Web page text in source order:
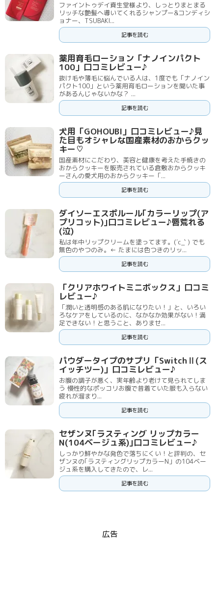
ファイントゥデイ資生堂様より、しっとりまとまる
リッチな艶髪へ導いてくれるシャンプー&コンディシ
ョナー、TSUBAKI...
記事を読む
薬用育毛ローション「ナノインパクト
100」口コミレビュー♪
抜け毛や薄毛に悩んでいる人は、1度でも「ナノイン
パクト100」という薬用育毛ローションを聞いた事
があるんじゃないかな？ ...
記事を読む
犬用「GOHOUBI」口コミレビュー♪見
た目もオシャレな国産素材のおからクッ
キー♡
国産素材にこだわり、美容と健康を考えた手焼きの
おからクッキーを販売されている倉敷おからクッキ
ーさんの愛犬用のおからクッキー「...
記事を読む
ダイソーエスポルール｢カラーリップ(ア
プリコット)｣口コミレビュー♪唇荒れる
(泣)
私は年中リップクリームを塗ってます。(´c_` ) でも
無色のやつのみ。← たまには色つきのリッ...
記事を読む
「クリアホワイトミニボックス」口コミ
レビュー♪
「潤いと透明感のある肌になりたい！」と、いろい
ろなケアをしているのに、なかなか効果がない！満
足できない！と思うこと、ありませ...
記事を読む
パウダータイプのサプリ「SwitchⅡ(ス
イッチツー)」口コミレビュー♪
お腹の調子が悪く、実年齢より老けて見られてしま
う 慢性的なポッコリお腹で昔着ていた服も入らない
疲れが溜まり...
記事を読む
セザンヌ｢ラスティング リップカラー
N(104ベージュ系)｣口コミレビュー♪
しっかり鮮やかな発色で落ちにくい！と評判の、セ
ザンヌの｢ラスティングリップカラーN」の104ベー
ジュ系を購入してきたので、レ...
記事を読む
広告